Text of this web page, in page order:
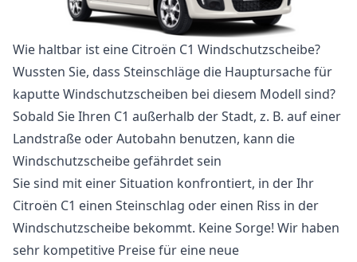
Wie haltbar ist eine Citroën C1 Windschutzscheibe?
Wussten Sie, dass Steinschläge die Hauptursache für
kaputte Windschutzscheiben bei diesem Modell sind?
Sobald Sie Ihren C1 außerhalb der Stadt, z. B. auf einer
Landstraße oder Autobahn benutzen, kann die
Windschutzscheibe gefährdet sein
Sie sind mit einer Situation konfrontiert, in der Ihr
Citroën C1 einen Steinschlag oder einen Riss in der
Windschutzscheibe bekommt. Keine Sorge! Wir haben
sehr kompetitive Preise für eine neue